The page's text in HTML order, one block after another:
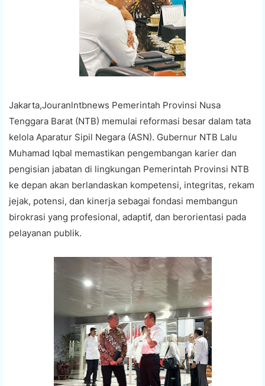
Jakarta,Jouranlntbnews Pemerintah Provinsi Nusa
Tenggara Barat (NTB) memulai reformasi besar dalam tata
kelola Aparatur Sipil Negara (ASN). Gubernur NTB Lalu
Muhamad Iqbal memastikan pengembangan karier dan
pengisian jabatan di lingkungan Pemerintah Provinsi NTB
ke depan akan berlandaskan kompetensi, integritas, rekam
jejak, potensi, dan kinerja sebagai fondasi membangun
birokrasi yang profesional, adaptif, dan berorientasi pada
pelayanan publik.